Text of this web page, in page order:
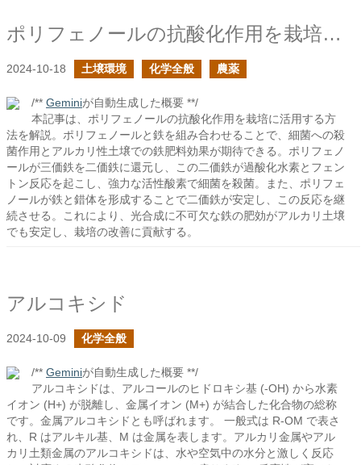
ポリフェノールの抗酸化作用を栽培で活用する
2024-10-18 土壌環境 化学全般 農薬
/** Geminiが自動生成した概要 **/
本記事は、ポリフェノールの抗酸化作用を栽培に活用する方
法を解説。ポリフェノールと鉄を組み合わせることで、細菌への殺
菌作用とアルカリ性土壌での鉄肥料効果が期待できる。ポリフェノ
ールが三価鉄を二価鉄に還元し、この二価鉄が過酸化水素とフェン
トン反応を起こし、強力な活性酸素で細菌を殺菌。また、ポリフェ
ノールが鉄と錯体を形成することで二価鉄が安定し、この反応を継
続させる。これにより、光合成に不可欠な鉄の肥効がアルカリ土壌
でも安定し、栽培の改善に貢献する。
アルコキシド
2024-10-09 化学全般
/** Geminiが自動生成した概要 **/
アルコキシドは、アルコールのヒドロキシ基 (-OH) から水素
イオン (H+) が脱離し、金属イオン (M+) が結合した化合物の総称
です。金属アルコキシドとも呼ばれます。 一般式は R-OM で表さ
れ、R はアルキル基、M は金属を表します。アルカリ金属やアル
カリ土類金属のアルコキシドは、水や空気中の水分と激しく反応